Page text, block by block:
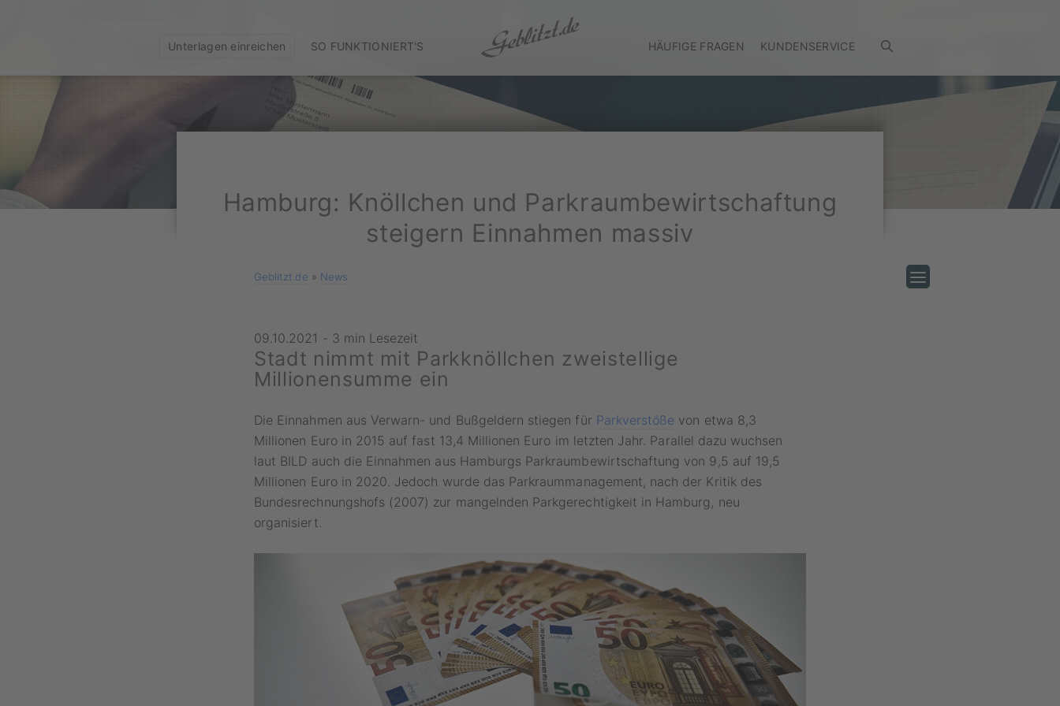
Unterlagen einreichen SO FUNKTIONIERT'S HÄUFIGE FRAGEN KUNDENSERVICE
Hamburg: Knöllchen und Parkraumbewirtschaftung
steigern Einnahmen massiv
Geblitzt.de » News
09.10.2021 - 3 min Lesezeit
Stadt nimmt mit Parkknöllchen zweistellige
Millionensumme ein
Die Einnahmen aus Verwarn- und Bußgeldern stiegen für Parkverstöße von etwa 8,3
Millionen Euro in 2015 auf fast 13,4 Millionen Euro im letzten Jahr. Parallel dazu wuchsen
laut BILD auch die Einnahmen aus Hamburgs Parkraumbewirtschaftung von 9,5 auf 19,5
Millionen Euro in 2020. Jedoch wurde das Parkraummanagement, nach der Kritik des
Bundesrechnungshofs (2007) zur mangelnden Parkgerechtigkeit in Hamburg, neu
organisiert.